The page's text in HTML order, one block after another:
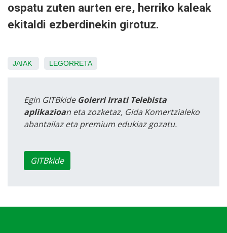
ospatu zuten aurten ere, herriko kaleak
ekitaldi ezberdinekin girotuz.
JAIAK LEGORRETA
Egin GITBkide Goierri Irrati Telebista
aplikazioan eta zozketaz, Gida Komertzialeko
abantailaz eta premium edukiaz gozatu.
GITBkide